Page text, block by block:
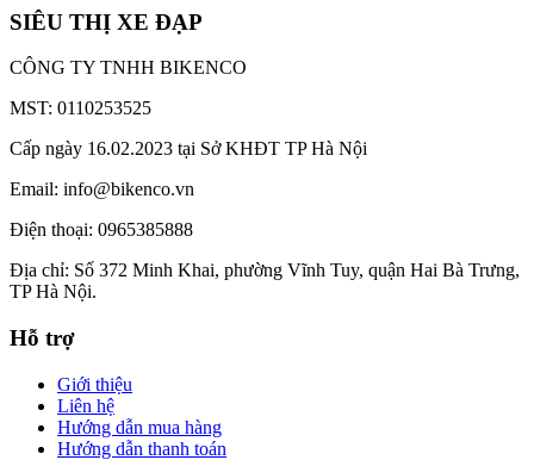
SIÊU THỊ XE ĐẠP
CÔNG TY TNHH BIKENCO
MST: 0110253525
Cấp ngày 16.02.2023 tại Sở KHĐT TP Hà Nội
Email: info@bikenco.vn
Điện thoại: 0965385888
Địa chỉ: Số 372 Minh Khai, phường Vĩnh Tuy, quận Hai Bà Trưng,
TP Hà Nội.
Hỗ trợ
Giới thiệu
Liên hệ
Hướng dẫn mua hàng
Hướng dẫn thanh toán